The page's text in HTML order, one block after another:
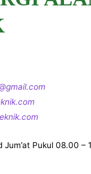
Jum’at Pukul 08.00 –